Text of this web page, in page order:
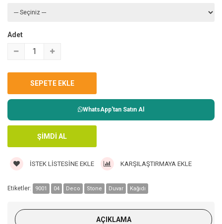
Adet
WhatsApp'tan Satın Al
İSTEK LISTESINE EKLE KARŞILAŞTIRMAYA EKLE
Etiketler: 9001 04 Deco Stone Duvar Kağıdı
AÇIKLAMA